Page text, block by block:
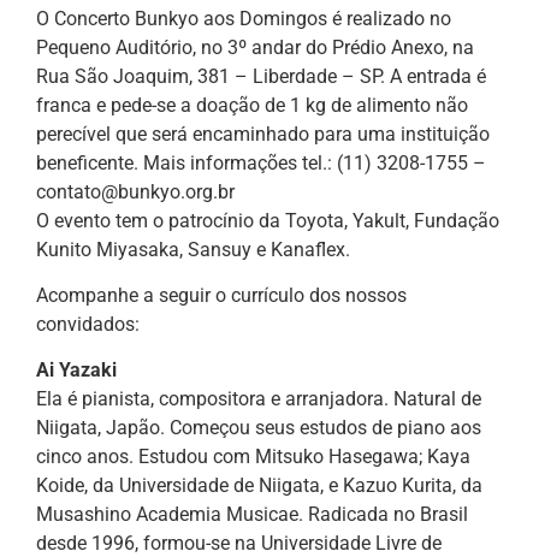
O Concerto Bunkyo aos Domingos é realizado no
Pequeno Auditório, no 3º andar do Prédio Anexo, na
Rua São Joaquim, 381 – Liberdade – SP. A entrada é
franca e pede-se a doação de 1 kg de alimento não
perecível que será encaminhado para uma instituição
beneficente. Mais informações tel.: (11) 3208-1755 –
contato@bunkyo.org.br
O evento tem o patrocínio da Toyota, Yakult, Fundação
Kunito Miyasaka, Sansuy e Kanaflex.
Acompanhe a seguir o currículo dos nossos
convidados:
Ai Yazaki
Ela é pianista, compositora e arranjadora. Natural de
Niigata, Japão. Começou seus estudos de piano aos
cinco anos. Estudou com Mitsuko Hasegawa; Kaya
Koide, da Universidade de Niigata, e Kazuo Kurita, da
Musashino Academia Musicae. Radicada no Brasil
desde 1996, formou-se na Universidade Livre de